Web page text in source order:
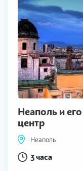
Неаполь и
центр
Неаполь
3 часа